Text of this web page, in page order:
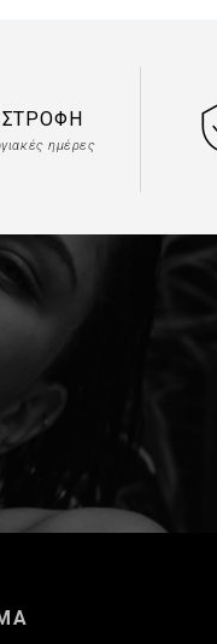
ημέρες